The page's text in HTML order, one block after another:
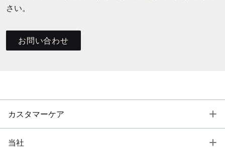
さい。
お問い合わせ
カスタマーケア
当社